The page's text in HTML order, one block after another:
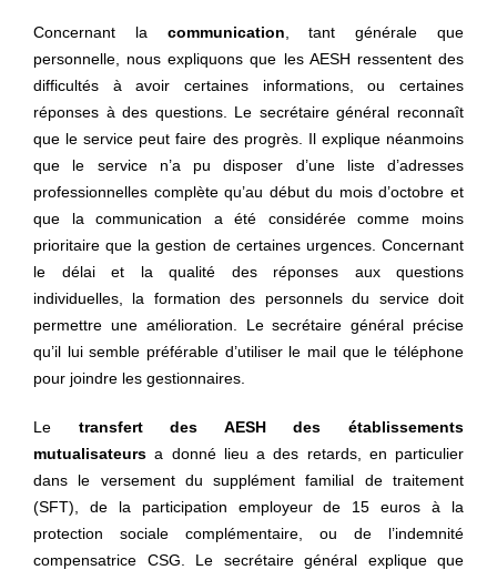
Concernant la communication , tant générale que
personnelle, nous expliquons que les AESH ressentent des
difficultés à avoir certaines informations, ou certaines
réponses à des questions. Le secrétaire général reconnaît
que le service peut faire des progrès. Il explique néanmoins
que le service n’a pu disposer d’une liste d’adresses
professionnelles complète qu’au début du mois d’octobre et
que la communication a été considérée comme moins
prioritaire que la gestion de certaines urgences. Concernant
le délai et la qualité des réponses aux questions
individuelles, la formation des personnels du service doit
permettre une amélioration. Le secrétaire général précise
qu’il lui semble préférable d’utiliser le mail que le téléphone
pour joindre les gestionnaires.
Le transfert des AESH des établissements
mutualisateurs a donné lieu a des retards, en particulier
dans le versement du supplément familial de traitement
(SFT), de la participation employeur de 15 euros à la
protection sociale complémentaire, ou de l’indemnité
compensatrice CSG. Le secrétaire général explique que